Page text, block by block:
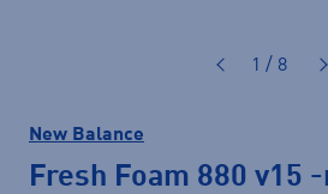
1 / 8
New Balance
Fresh Foam 880 v15 -